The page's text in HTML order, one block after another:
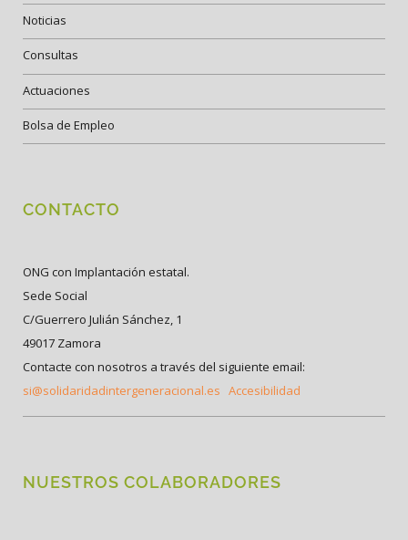
Noticias
Consultas
Actuaciones
Bolsa de Empleo
CONTACTO
ONG con Implantación estatal.
Sede Social
C/Guerrero Julián Sánchez, 1
49017 Zamora
Contacte con nosotros a través del siguiente email:
si@solidaridadintergeneracional.es Accesibilidad
NUESTROS COLABORADORES